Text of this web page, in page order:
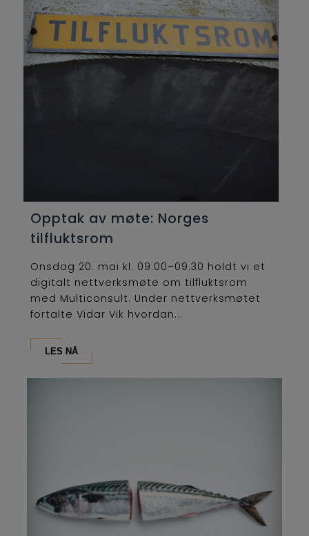
Opptak av møte: Norges
tilfluktsrom
Onsdag 20. mai kl. 09.00–09.30 holdt vi et
digitalt nettverksmøte om tilfluktsrom
med Multiconsult. Under nettverksmøtet
fortalte Vidar Vik hvordan...
LES NÅ